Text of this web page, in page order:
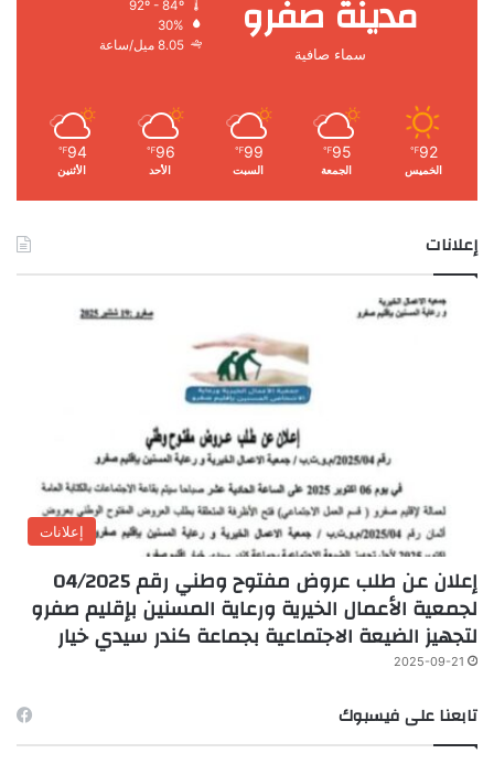
مدينة صفرو
سماء صافية
30%
8.05 ميل/ساعة
92
℉
الخميس
95
℉
الجمعة
99
℉
السبت
96
℉
الأحد
94
℉
الأثنين
إعلانات
إعلانات
إعلان عن طلب عروض مفتوح وطني رقم 04/2025
لجمعية الأعمال الخيرية ورعاية المسنين بإقليم صفرو
لتجهيز الضيعة الاجتماعية بجماعة كندر سيدي خيار
2025-09-21
تابعنا على فيسبوك